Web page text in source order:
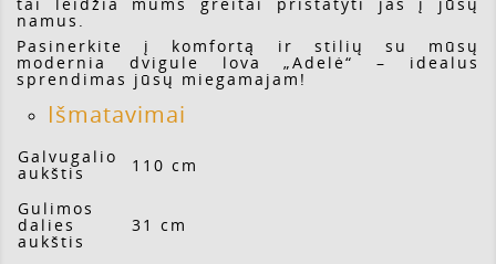
namus.
Pasinerkite į komfortą ir stilių su mūsų
modernia dvigule lova „Adelė“ – idealus
sprendimas jūsų miegamajam!
Išmatavimai
Galvugalio
aukštis 110 cm
Gulimos
dalies
aukštis
31 cm